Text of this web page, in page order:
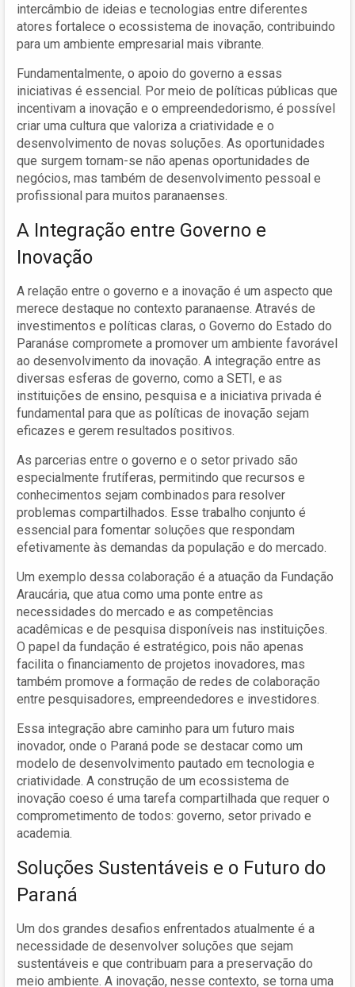
intercâmbio de ideias e tecnologias entre diferentes
atores fortalece o ecossistema de inovação, contribuindo
para um ambiente empresarial mais vibrante.
Fundamentalmente, o apoio do governo a essas
iniciativas é essencial. Por meio de políticas públicas que
incentivam a inovação e o empreendedorismo, é possível
criar uma cultura que valoriza a criatividade e o
desenvolvimento de novas soluções. As oportunidades
que surgem tornam-se não apenas oportunidades de
negócios, mas também de desenvolvimento pessoal e
profissional para muitos paranaenses.
A Integração entre Governo e
Inovação
A relação entre o governo e a inovação é um aspecto que
merece destaque no contexto paranaense. Através de
investimentos e políticas claras, o Governo do Estado do
Paranáse compromete a promover um ambiente favorável
ao desenvolvimento da inovação. A integração entre as
diversas esferas de governo, como a SETI, e as
instituições de ensino, pesquisa e a iniciativa privada é
fundamental para que as políticas de inovação sejam
eficazes e gerem resultados positivos.
As parcerias entre o governo e o setor privado são
especialmente frutíferas, permitindo que recursos e
conhecimentos sejam combinados para resolver
problemas compartilhados. Esse trabalho conjunto é
essencial para fomentar soluções que respondam
efetivamente às demandas da população e do mercado.
Um exemplo dessa colaboração é a atuação da Fundação
Araucária, que atua como uma ponte entre as
necessidades do mercado e as competências
acadêmicas e de pesquisa disponíveis nas instituições.
O papel da fundação é estratégico, pois não apenas
facilita o financiamento de projetos inovadores, mas
também promove a formação de redes de colaboração
entre pesquisadores, empreendedores e investidores.
Essa integração abre caminho para um futuro mais
inovador, onde o Paraná pode se destacar como um
modelo de desenvolvimento pautado em tecnologia e
criatividade. A construção de um ecossistema de
inovação coeso é uma tarefa compartilhada que requer o
comprometimento de todos: governo, setor privado e
academia.
Soluções Sustentáveis e o Futuro do
Paraná
Um dos grandes desafios enfrentados atualmente é a
necessidade de desenvolver soluções que sejam
sustentáveis e que contribuam para a preservação do
meio ambiente. A inovação, nesse contexto, se torna uma